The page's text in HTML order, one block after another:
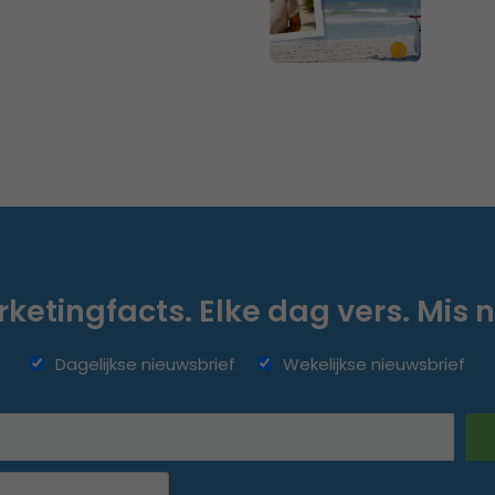
Elke dag vers. Mis
Dagelijkse nieuwsbrief Wekelijkse nieuwsbrief